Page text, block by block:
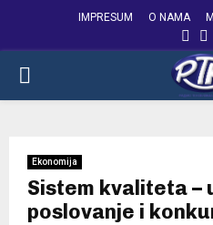
IMPRESUM O NAMA
PRIMARY
Ekonomija
Sistem kvaliteta –
poslovanje i